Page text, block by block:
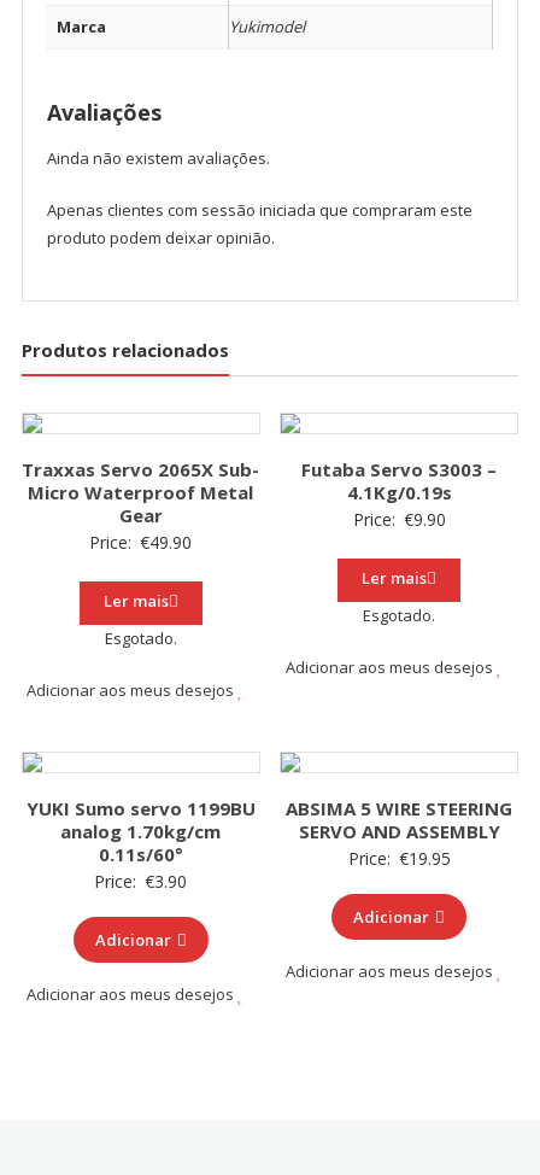
Marca
Yukimodel
Avaliações
Ainda não existem avaliações.
Apenas clientes com sessão iniciada que compraram este
produto podem deixar opinião.
Produtos relacionados
Traxxas Servo 2065X Sub-
Micro Waterproof Metal
Gear
Price: €49.90
Ler mais
Esgotado.
Adicionar aos meus desejos
Futaba Servo S3003 –
4.1Kg/0.19s
Price: €9.90
Ler mais
Esgotado.
Adicionar aos meus desejos
YUKI Sumo servo 1199BU
analog 1.70kg/cm
0.11s/60°
Price: €3.90
Adicionar
Adicionar aos meus desejos
ABSIMA 5 WIRE STEERING
SERVO AND ASSEMBLY
Price: €19.95
Adicionar
Adicionar aos meus desejos